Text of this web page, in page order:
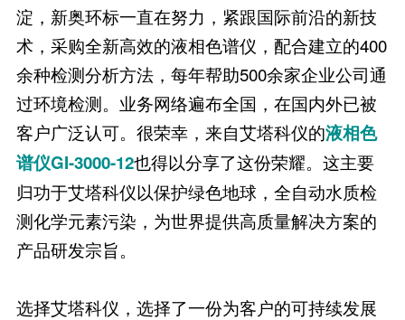
淀，新奥环标一直在努力，紧跟国际前沿的新技
术，采购全新高效的液相色谱仪，配合建立的400
余种检测分析方法，每年帮助500余家企业公司通
过环境检测。业务网络遍布全国，在国内外已被
客户广泛认可。很荣幸，来自艾塔科仪的液相色
谱仪GI-3000-12也得以分享了这份荣耀。这主要
归功于艾塔科仪以保护绿色地球，全自动水质检
测化学元素污染，为世界提供高质量解决方案的
产品研发宗旨。
选择艾塔科仪，选择了一份为客户的可持续发展